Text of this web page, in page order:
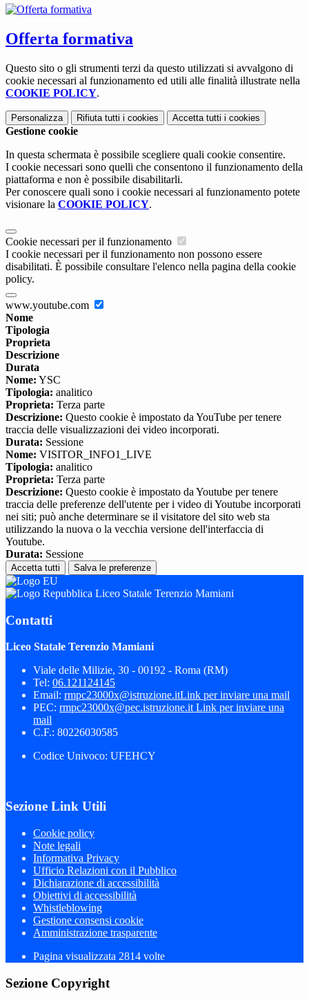
Offerta formativa
Questo sito o gli strumenti terzi da questo utilizzati si avvalgono di
cookie necessari al funzionamento ed utili alle finalità illustrate nella
COOKIE POLICY.
Personalizza Rifiuta tutti i cookies Accetta tutti i cookies
Gestione cookie
In questa schermata è possibile scegliere quali cookie consentire.
I cookie necessari sono quelli che consentono il funzionamento della
piattaforma e non è possibile disabilitarli.
Per conoscere quali sono i cookie necessari al funzionamento potete
visionare la COOKIE POLICY.
Cookie necessari per il funzionamento
I cookie necessari per il funzionamento non possono essere
disabilitati. È possibile consultare l'elenco nella pagina della cookie
policy.
www.youtube.com
Nome
Tipologia
Proprieta
Descrizione
Durata
Nome: YSC
Tipologia: analitico
Proprieta: Terza parte
Descrizione: Questo cookie è impostato da YouTube per tenere
traccia delle visualizzazioni dei video incorporati.
Durata: Sessione
Nome: VISITOR_INFO1_LIVE
Tipologia: analitico
Proprieta: Terza parte
Descrizione: Questo cookie è impostato da Youtube per tenere
traccia delle preferenze dell'utente per i video di Youtube incorporati
nei siti; può anche determinare se il visitatore del sito web sta
utilizzando la nuova o la vecchia versione dell'interfaccia di
Youtube.
Durata: Sessione
Accetta tutti Salva le preferenze
Liceo Statale Terenzio Mamiani
Contatti
Liceo Statale Terenzio Mamiani
Viale delle Milizie, 30 - 00192 - Roma (RM)
Tel: 06.121124145
Email: rmpc23000x@istruzione.itLink per inviare una mail
PEC: rmpc23000x@pec.istruzione.it Link per inviare una
mail
C.F.: 80226030585
Codice Univoco: UFEHCY
Sezione Link Utili
Cookie policy
Note legali
Informativa Privacy
Ufficio Relazioni con il Pubblico
Dichiarazione di accessibilità
Obiettivi di accessibilità
Whistleblowing
Gestione consensi cookie
Amministrazione trasparente
Pagina visualizzata 2814 volte
Sezione Copyright